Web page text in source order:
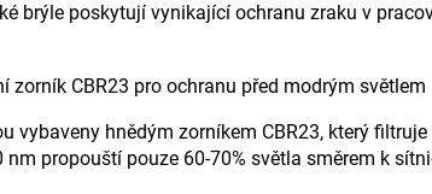
brýle poskytují vynikající ochranu zraku v
zorník CBR23 pro ochranu před modrým světlem
vybaveny hnědým zorníkem CBR23, který
nm propouští pouze 60-70% světla směrem k